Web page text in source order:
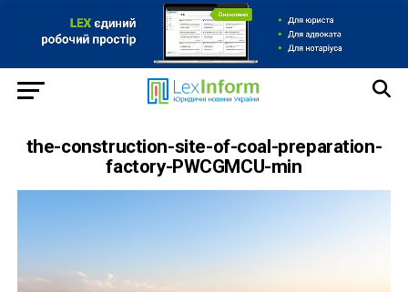
the-construction-site-of-coal-preparation-
factory-PWCGMCU-min